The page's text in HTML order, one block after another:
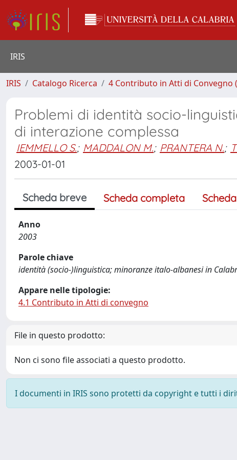
IRIS
IRIS Catalogo Ricerca 4 Contributo in Atti di Convegno
Problemi di identità socio-
di interazione complessa
IEMMELLO S.; MADDALON M.; PRANTERA N.;
2003-01-01
Scheda breve Scheda completa
Anno
2003
Parole chiave
identità (socio-)linguistica; minoranze italo-albanesi in
Appare nelle tipologie:
4.1 Contributo in Atti di convegno
File in questo prodotto:
Non ci sono file associati a questo prodotto.
I documenti in IRIS sono protetti da copyright e tutti i